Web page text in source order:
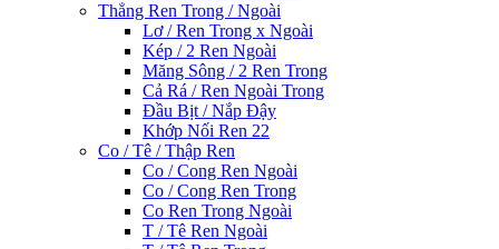
Thẳng Ren Trong / Ngoài
Lơ / Ren Trong x Ngoài
Kép / 2 Ren Ngoài
Măng Sông / 2 Ren Trong
Cả Rá / Ren Ngoài Trong
Đầu Bịt / Nắp Đậy
Khớp Nối Ren 22
Co / Tê / Thập Ren
Co / Cong Ren Ngoài
Co / Cong Ren Trong
Co Ren Trong Ngoài
T / Tê Ren Ngoài